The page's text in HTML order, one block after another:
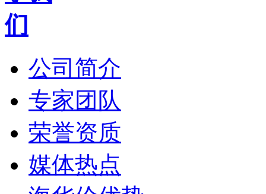
公司简介
专家团队
荣誉资质
媒体热点